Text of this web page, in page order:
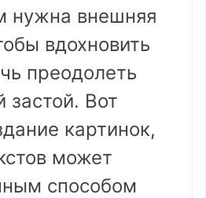
нужна внешняя
вдохновить
преодолеть
застой. Вот
картинок,
может
способом